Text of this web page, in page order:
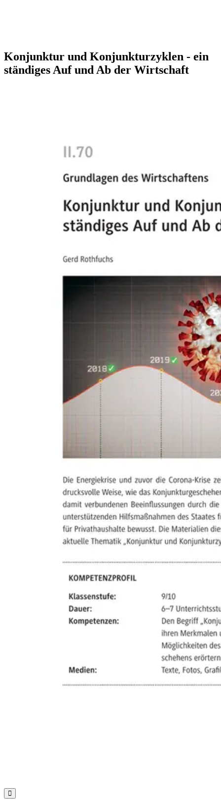
Konjunktur und Konjunkturzyklen - ein
ständiges Auf und Ab der Wirtschaft
